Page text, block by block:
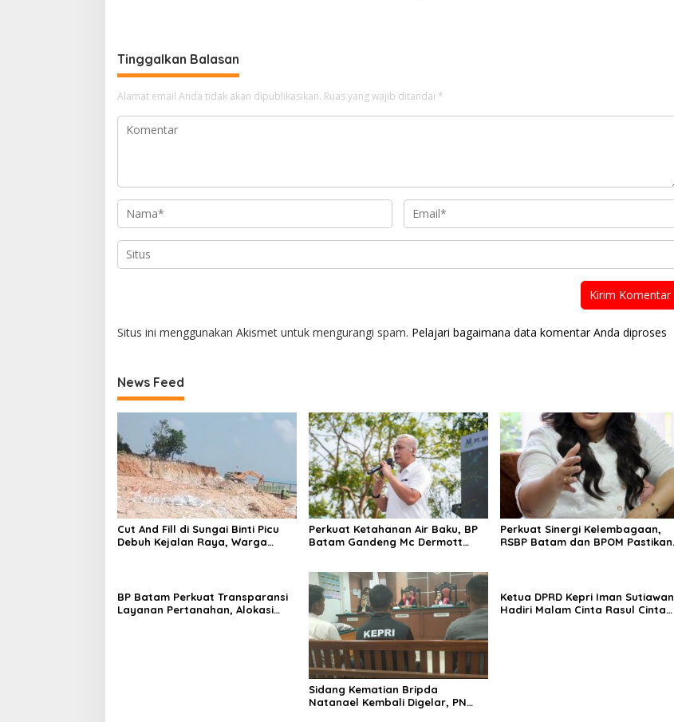
Tinggalkan Balasan
Alamat email Anda tidak akan dipublikasikan. Ruas yang wajib ditandai *
Situs ini menggunakan Akismet untuk mengurangi spam. Pelajari bagaimana data komentar Anda diproses
News Feed
Cut And Fill di Sungai Binti Picu
Debuh Kejalan Raya, Warga
Perkuat Ketahanan Air Baku, BP
Batam Gandeng Mc Dermott
Perkuat Sinergi Kelembagaan,
RSBP Batam dan BPOM Pastikan
BP Batam Perkuat Transparansi
Layanan Pertanahan, Alokasi
Sidang Kematian Bripda
Natanael Kembali Digelar, PN
Ketua DPRD Kepri Iman Sutiawan
Hadiri Malam Cinta Rasul Cinta